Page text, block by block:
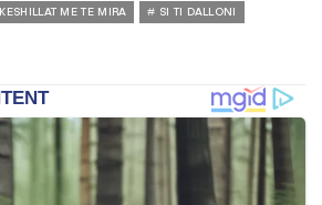
KESHILLAT ME TE MIRA SI TI DALLONI